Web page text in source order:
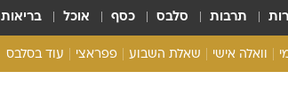
תרבות סלבס כסף אוכל בריאות
וואלה אישי שאלת השבוע פפראצי עוד בסלבס